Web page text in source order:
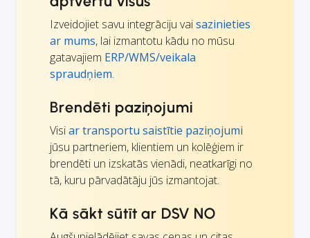
Izveidojiet savu integrāciju vaisazinieties
ar mums, lai izmantotu kādu no mūsu
gatavajiem ERP/WMS/veikala
spraudņiem.
Brendēti paziņojumi
Visiar transportu saistītie paziņojumi
jūsu partneriem, klientiem un kolēģiem ir
brendēti un izskatās vienādi, neatkarīgi no
tā, kuru pārvadātāju jūs izmantojat.
Kā sākt sūtīt ar DSV NO